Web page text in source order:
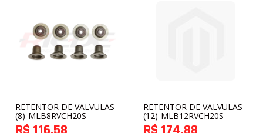
RETENTOR DE VALVULAS
(8)-MLB8RVCH20S
RETENTOR DE VALVULAS
(12)-MLB12RVCH20S